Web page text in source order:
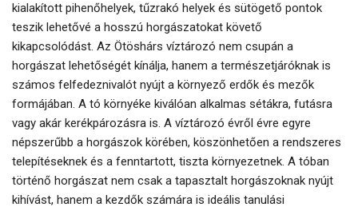
kialakított pihenőhelyek, tűzrakó helyek és sütögető pontok
teszik lehetővé a hosszú horgászatokat követő
kikapcsolódást. Az Ötöshárs víztározó nem csupán a
horgászat lehetőségét kínálja, hanem a természetjáróknak is
számos felfedeznivalót nyújt a környező erdők és mezők
formájában. A tó környéke kiválóan alkalmas sétákra, futásra
vagy akár kerékpározásra is. A víztározó évről évre egyre
népszerűbb a horgászok körében, köszönhetően a rendszeres
telepítéseknek és a fenntartott, tiszta környezetnek. A tóban
történő horgászat nem csak a tapasztalt horgászoknak nyújt
kihívást, hanem a kezdők számára is ideális tanulási